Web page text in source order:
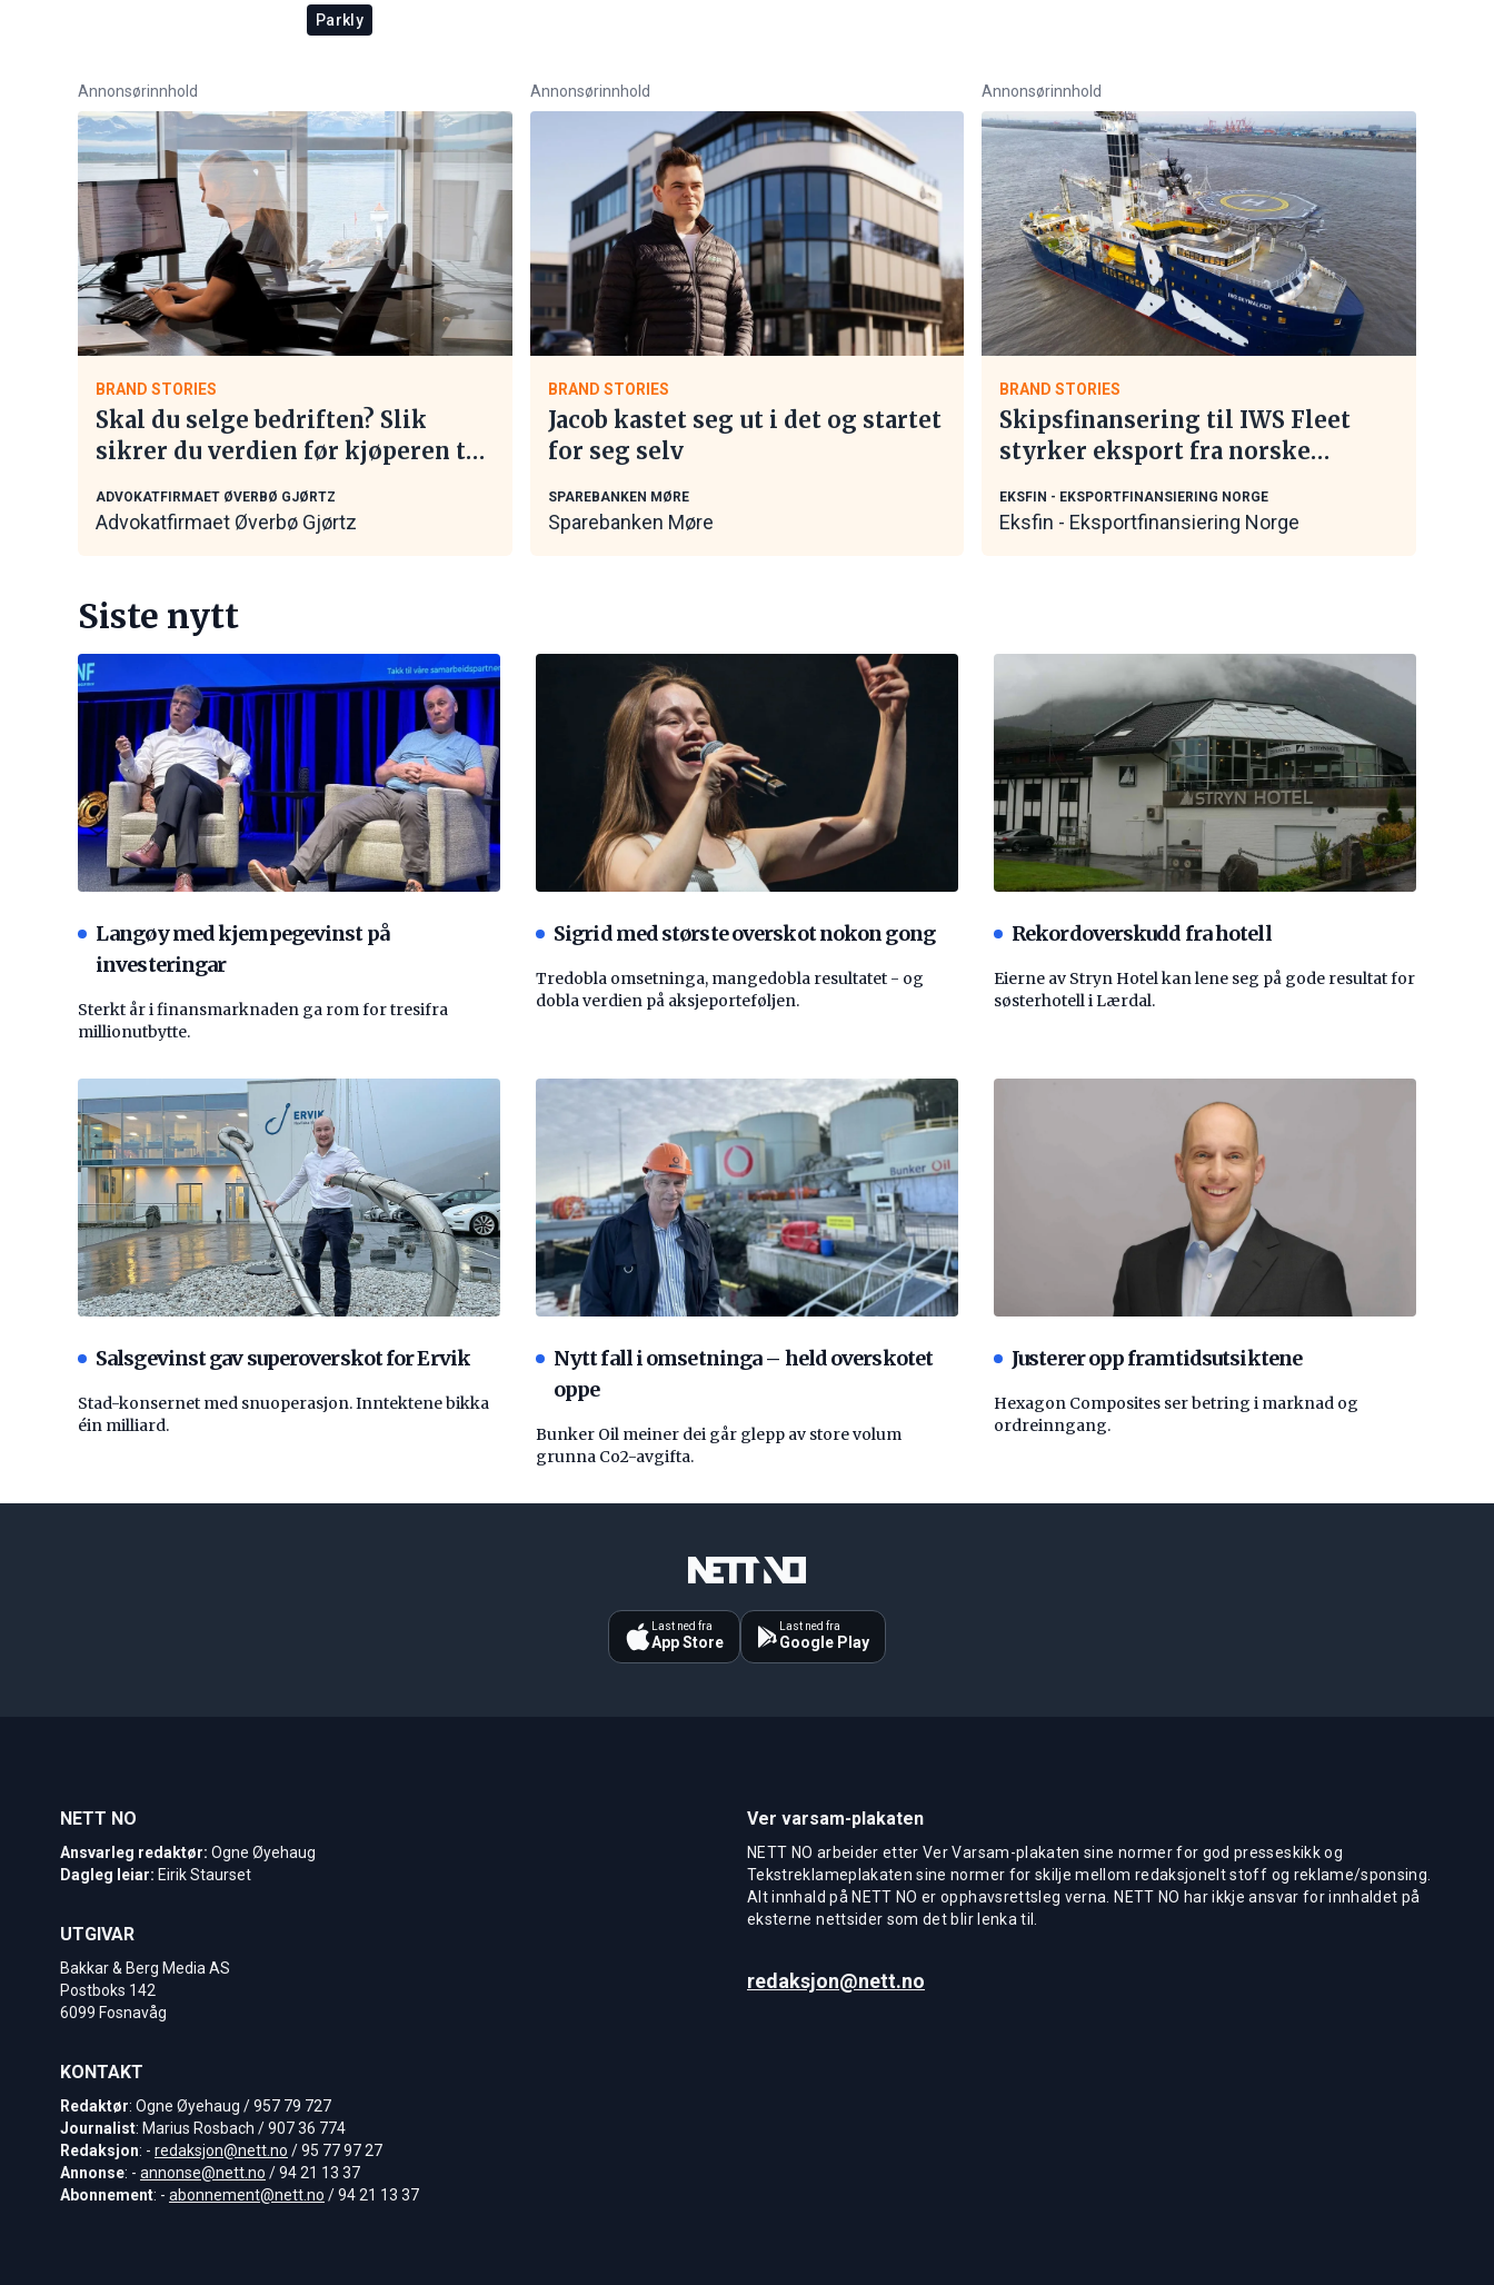
Parkly
Annonsørinnhold
BRAND STORIES
Skal du selge bedriften? Slik
sikrer du verdien før kjøperen tar
ADVOKATFIRMAET ØVERBØ GJØRTZ
Advokatfirmaet Øverbø Gjørtz
Annonsørinnhold
BRAND STORIES
Jacob kastet seg ut i det og startet
for seg selv
SPAREBANKEN MØRE
Sparebanken Møre
Annonsørinnhold
BRAND STORIES
Skipsfinansering til IWS Fleet
styrker eksport fra norske
EKSFIN - EKSPORTFINANSIERING NORGE
Eksfin - Eksportfinansiering Norge
Siste nytt
Langøy med kjempegevinst på
investeringar
Sterkt år i finansmarknaden ga rom for tresifra
millionutbytte.
Sigrid med største overskot nokon gong
Tredobla omsetninga, mangedobla resultatet - og
dobla verdien på aksjeporteføljen.
Rekordoverskudd fra hotell
Eierne av Stryn Hotel kan lene seg på gode resultat for
søsterhotell i Lærdal.
Salsgevinst gav superoverskot for Ervik
Stad-konsernet med snuoperasjon. Inntektene bikka
éin milliard.
Nytt fall i omsetninga – held overskotet
oppe
Bunker Oil meiner dei går glepp av store volum
grunna Co2-avgifta.
Justerer opp framtidsutsiktene
Hexagon Composites ser betring i marknad og
ordreinngang.
Last ned fra
App Store
Last ned fra
Google Play
NETT NO
Ansvarleg redaktør: Ogne Øyehaug
Dagleg leiar: Eirik Staurset
UTGIVAR
Bakkar & Berg Media AS
Postboks 142
6099 Fosnavåg
KONTAKT
Redaktør: Ogne Øyehaug / 957 79 727
Journalist: Marius Rosbach / 907 36 774
Redaksjon: - redaksjon@nett.no / 95 77 97 27
Annonse: - annonse@nett.no / 94 21 13 37
Abonnement: - abonnement@nett.no / 94 21 13 37
Ver varsam-plakaten
NETT NO arbeider etter Ver Varsam-plakaten sine normer for god presseskikk og
Tekstreklameplakaten sine normer for skilje mellom redaksjonelt stoff og reklame/sponsing.
Alt innhald på NETT NO er opphavsrettsleg verna. NETT NO har ikkje ansvar for innhaldet på
eksterne nettsider som det blir lenka til.
redaksjon@nett.no